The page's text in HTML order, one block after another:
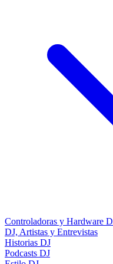
Controladoras y Hardware
DJ, Artistas y Entrevistas
Historias DJ
Podcasts DJ